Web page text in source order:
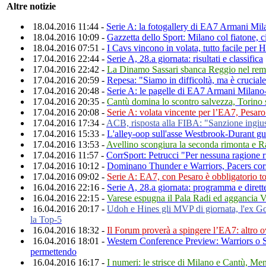
Altre notizie
18.04.2016 11:44 - Serie A: la fotogallery di EA7 Armani
18.04.2016 10:09 - Gazzetta dello Sport: Milano col fiatone,
18.04.2016 07:51 - I Cavs vincono in volata, tutto facile per
17.04.2016 22:44 - Serie A, 28.a giornata: risultati e classifica
17.04.2016 22:42 - La Dinamo Sassari sbanca Reggio nel
17.04.2016 20:59 - Repesa: "Siamo in difficoltà, ma è
17.04.2016 20:48 - Serie A: le pagelle di EA7 Armani
17.04.2016 20:35 - Cantù domina lo scontro salvezza,
17.04.2016 20:08 - Serie A: volata vincente per l’EA7,
17.04.2016 17:34 - ACB, risposta alla FIBA: "Sanzione
17.04.2016 15:33 - L'alley-oop sull'asse Westbrook-Durant
17.04.2016 13:53 - Avellino scongiura la seconda rimonta e
17.04.2016 11:57 - CorrSport: Petrucci "Per nessuna
17.04.2016 10:12 - Dominano Thunder e Warriors, Pacers
17.04.2016 09:02 - Serie A: EA7, con Pesaro è obbligatorio
16.04.2016 22:16 - Serie A, 28.a giornata: programma e
16.04.2016 22:15 - Varese espugna il Pala Radi ed aggancia
16.04.2016 20:17 - Udoh e Hines gli MVP di giornata, l'ex
la Top-5
16.04.2016 18:32 - Il Forum proverà a spingere l’EA7: altro
16.04.2016 18:01 - Western Conference Preview: Warriors o
permettendo
16.04.2016 16:17 - I numeri: le strisce di Milano e Cantù,